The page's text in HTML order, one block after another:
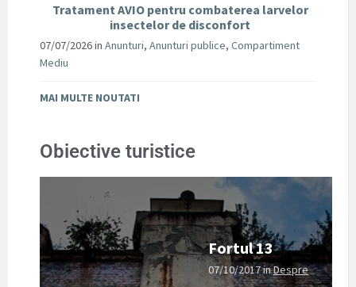
Tratament AVIO pentru combaterea larvelor
insectelor de disconfort
07/07/2026in Anunturi, Anunturi publice, Compartiment
Mediu
MAI MULTE NOUTATI
Obiective turistice
Fortul 13
07/10/2017inDespre